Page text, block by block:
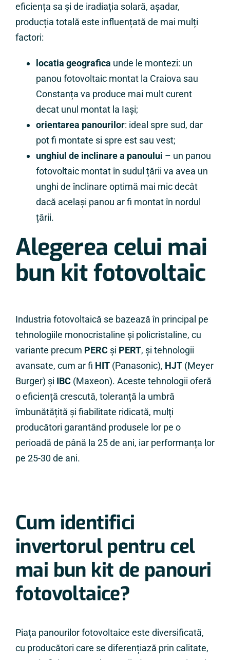
eficiența sa și de iradiația solară, așadar,
producția totală este influențată de mai mulți
factori:
locatia geografica unde le montezi: un
panou fotovoltaic montat la Craiova sau
Constanța va produce mai mult curent
decat unul montat la Iași;
orientarea panourilor: ideal spre sud, dar
pot fi montate si spre est sau vest;
unghiul de inclinare a panoului – un panou
fotovoltaic montat în sudul țării va avea un
unghi de înclinare optimă mai mic decât
dacă același panou ar fi montat în nordul
țării.
Alegerea celui mai
bun kit fotovoltaic
Industria fotovoltaică se bazează în principal pe
tehnologiile monocristaline și policristaline, cu
variante precum PERC și PERT, și tehnologii
avansate, cum ar fi HIT (Panasonic), HJT (Meyer
Burger) și IBC (Maxeon). Aceste tehnologii oferă
o eficiență crescută, toleranță la umbră
îmbunătățită și fiabilitate ridicată, mulți
producători garantând produsele lor pe o
perioadă de până la 25 de ani, iar performanța lor
pe 25-30 de ani.
Cum identifici
invertorul pentru cel
mai bun kit de panouri
fotovoltaice?
Piața panourilor fotovoltaice este diversificată,
cu producători care se diferențiază prin calitate,